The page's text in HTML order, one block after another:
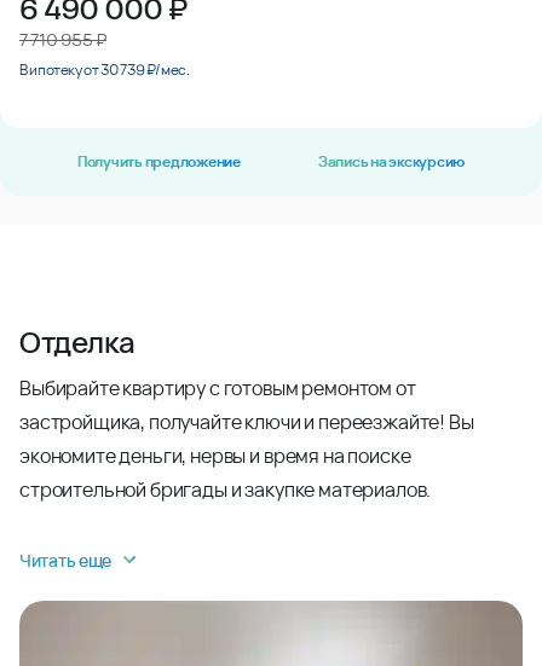
7 710 955 ₽
В ипотеку от 30 739 ₽/мес.
Получить предложение Запись на экскурсию
Отделка
Выбирайте квартиру с готовым ремонтом от
застройщика, получайте ключи и переезжайте! Вы
экономите деньги, нервы и время на поиске
строительной бригады и закупке материалов.
Читать еще